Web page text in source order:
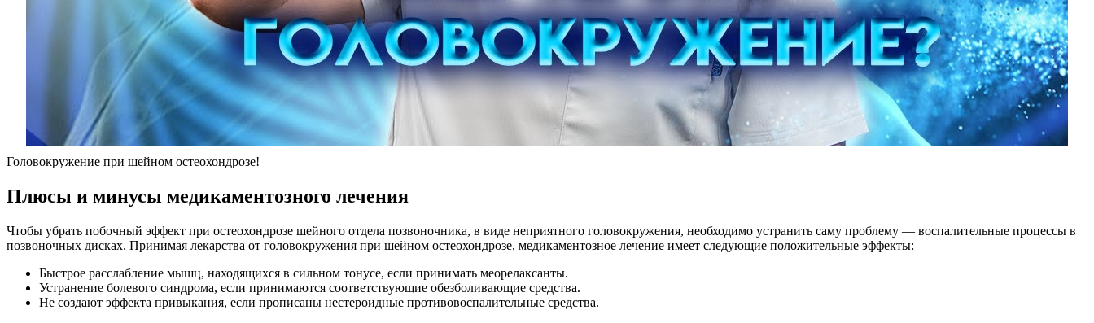
Головокружение при шейном остеохондрозе!
Плюсы и минусы медикаментозного лечения
Чтобы убрать побочный эффект при остеохондрозе шейного отдела позвоночника, в виде неприятного головокружения, необходимо устранить саму проблему — воспалительные процессы в
позвоночных дисках. Принимая лекарства от головокружения при шейном остеохондрозе, медикаментозное лечение имеет следующие положительные эффекты:
Быстрое расслабление мышц, находящихся в сильном тонусе, если принимать меорелаксанты.
Устранение болевого синдрома, если принимаются соответствующие обезболивающие средства.
Не создают эффекта привыкания, если прописаны нестероидные противовоспалительные средства.